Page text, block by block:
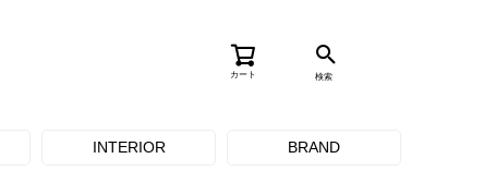
カート 検索
INTERIOR BRAND